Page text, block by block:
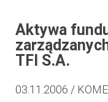
Aktywa
TFI S.A.
03.11.2006 /